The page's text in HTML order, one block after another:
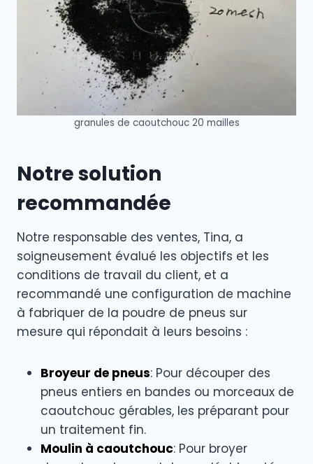
granules de caoutchouc 20 mailles
Notre solution
recommandée
Notre responsable des ventes, Tina, a
soigneusement évalué les objectifs et les
conditions de travail du client, et a
recommandé une configuration de machine
à fabriquer de la poudre de pneus sur
mesure qui répondait à leurs besoins :
Broyeur de pneus: Pour découper des
pneus entiers en bandes ou morceaux de
caoutchouc gérables, les préparant pour
un traitement fin.
Moulin à caoutchouc: Pour broyer